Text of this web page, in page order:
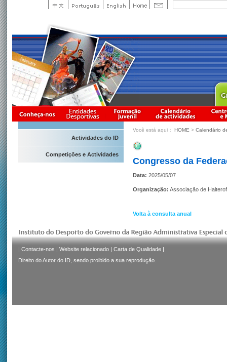
Actividades do ID
Competições e Actividades
Você está aqui： HOME > Calendário
Congresso da
Data: 2025/05/07
Organização: Associação de
Volta à consulta anual
| Contacte-nos | Website relacionado | Carta de Qualidade |
Direito do Autor do ID, sendo proibido a sua reprodução.